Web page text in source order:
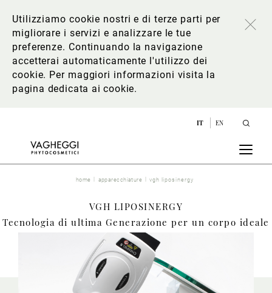
Utilizziamo cookie nostri e di terze parti per
migliorare i servizi e analizzare le tue
preferenze. Continuando la navigazione
accetterai automaticamente l'utilizzo dei
cookie. Per maggiori informazioni visita la
pagina dedicata ai cookie.
IT EN
home apparecchiature vgh liposinergy
VGH LIPOSINERGY
Tecnologia di ultima Generazione per un corpo ideale